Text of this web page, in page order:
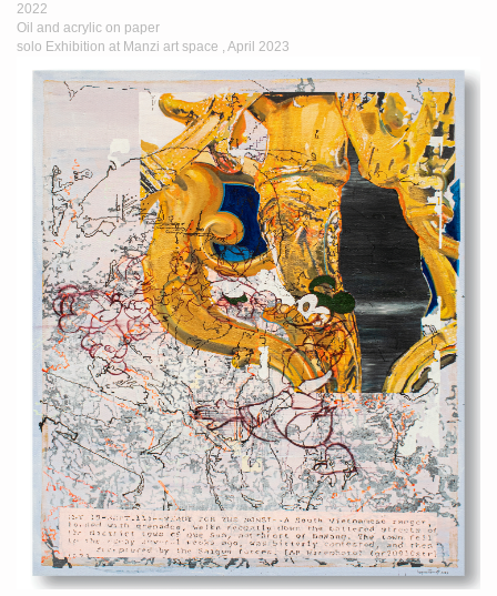
2022
Oil and acrylic on paper
solo Exhibition at Manzi art space , April 2023